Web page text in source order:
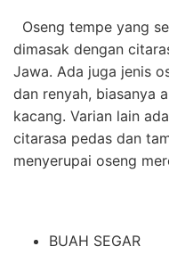
Oseng tempe yang
dimasak dengan
Jawa. Ada juga jenis
dan renyah, biasanya
kacang. Varian lain
citarasa pedas dan
menyerupai oseng
BUAH SEGAR